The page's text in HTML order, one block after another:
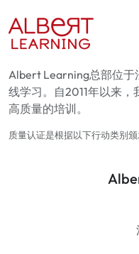
Albert Learning总部位于
线学习。自2011年以来，
高质量的培训。
质量认证是根据以下行动类别